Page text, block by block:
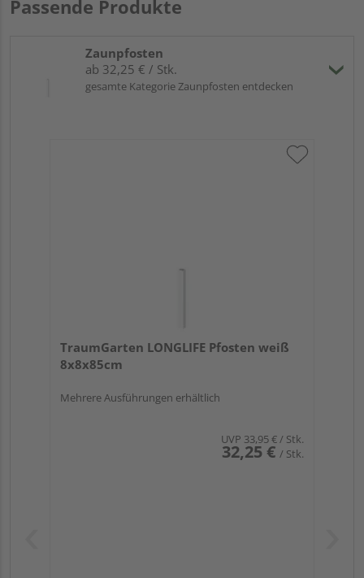
Passende Produkte
Zaunpfosten
ab 32,25 € / Stk.
gesamte Kategorie Zaunpfosten entdecken
TraumGarten LONGLIFE Pfosten weiß
8x8x85cm
Mehrere Ausführungen erhältlich
UVP 33,95 €/ Stk.
32,25 € / Stk.